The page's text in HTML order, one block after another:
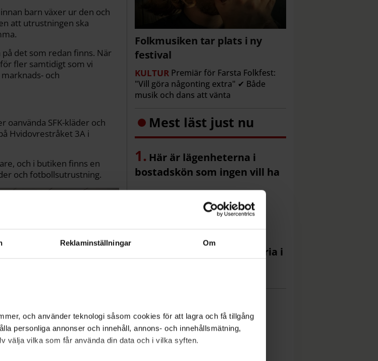
Reklaminställningar Om
och använder teknologi såsom cookies för att lagra och få tillgång
personliga annonser och innehåll, annons- och innehållsmätning,
välja vilka som får använda din data och i vilka syften.
barn växer ur den och
att utrustningen ska
det som redan finns. När
fler samtidigt som vi
och
oanvända SFK-kläder och
Hvidovrestråket 3A i
och i butiken finns en
och fotbollsutrustning.
Folkmusiken tar plats i ny
festival
KULTUR Premiär för Farsta Folkfest:
"Vill göra någonting extra" ✔ Både
musik och dans att vänta
Mest läst just nu
Här är lägenheterna i
bostadskön som ingen vill ha
ambulanshelikoptern till
Bromma
De fixar husvagnspizzeria i